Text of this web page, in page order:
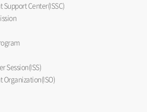
Center(ISSC)
Session(ISS)